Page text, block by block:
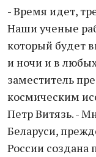
- Время идет,
Наши ученые
который будет
и ночи и в
заместитель
космическим
Петр Витязь. -
Беларуси,
России создана